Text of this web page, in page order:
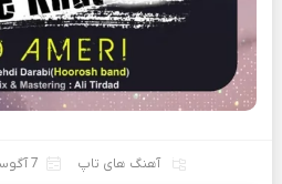
آهنگ های تاپ 7 آگوست 2026